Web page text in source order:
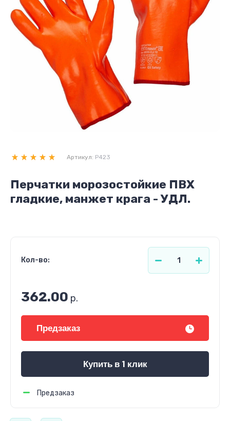
Артикул: Р423
Перчатки морозостойкие ПВХ
гладкие, манжет крага - УДЛ.
Кол-во:
362.00 р.
Предзаказ
Купить в 1 клик
Предзаказ